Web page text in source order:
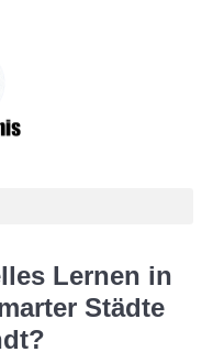
Lernen in
Städte